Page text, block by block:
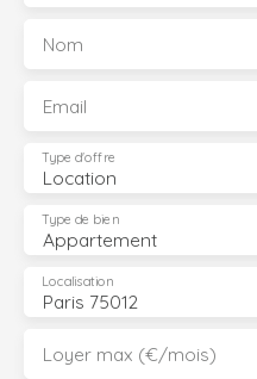
Nom
Email
Location
Type d'offre
Appartement
Type de bien
Paris 75012
Localisation
Loyer max (€/mois)